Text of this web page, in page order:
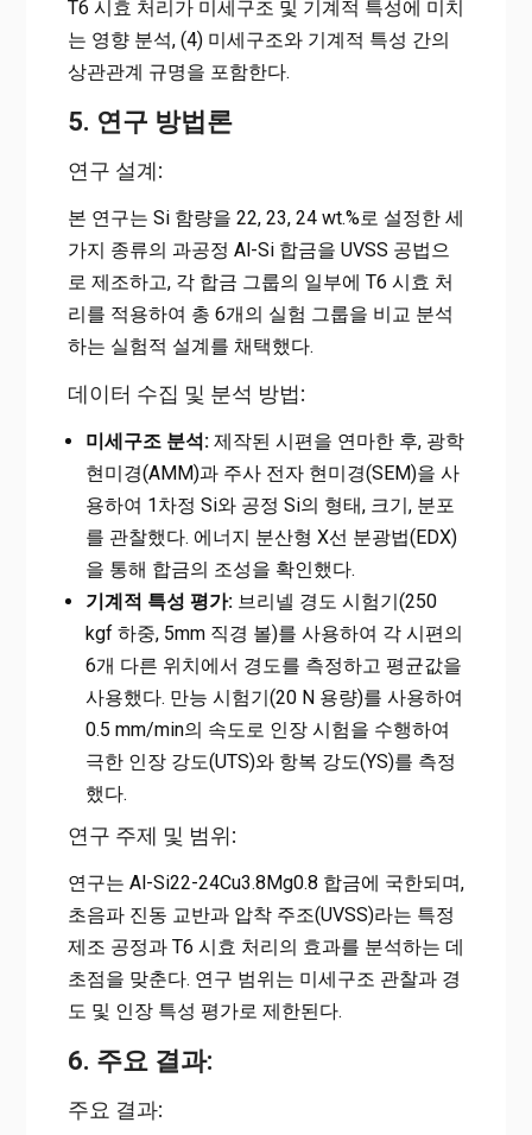
T6 시효 처리가 미세구조 및 기계적 특성에 미치
는 영향 분석, (4) 미세구조와 기계적 특성 간의
상관관계 규명을 포함한다.
5. 연구 방법론
연구 설계:
본 연구는 Si 함량을 22, 23, 24 wt.%로 설정한 세
가지 종류의 과공정 Al-Si 합금을 UVSS 공법으
로 제조하고, 각 합금 그룹의 일부에 T6 시효 처
리를 적용하여 총 6개의 실험 그룹을 비교 분석
하는 실험적 설계를 채택했다.
데이터 수집 및 분석 방법:
미세구조 분석:제작된 시편을 연마한 후, 광학
현미경(AMM)과 주사 전자 현미경(SEM)을 사
용하여 1차정 Si와 공정 Si의 형태, 크기, 분포
를 관찰했다. 에너지 분산형 X선 분광법(EDX)
을 통해 합금의 조성을 확인했다.
기계적 특성 평가:브리넬 경도 시험기(250
kgf 하중, 5mm 직경 볼)를 사용하여 각 시편의
6개 다른 위치에서 경도를 측정하고 평균값을
사용했다. 만능 시험기(20 N 용량)를 사용하여
0.5 mm/min의 속도로 인장 시험을 수행하여
극한 인장 강도(UTS)와 항복 강도(YS)를 측정
했다.
연구 주제 및 범위:
연구는 Al-Si22-24Cu3.8Mg0.8 합금에 국한되며,
초음파 진동 교반과 압착 주조(UVSS)라는 특정
제조 공정과 T6 시효 처리의 효과를 분석하는 데
초점을 맞춘다. 연구 범위는 미세구조 관찰과 경
도 및 인장 특성 평가로 제한된다.
6. 주요 결과:
주요 결과: